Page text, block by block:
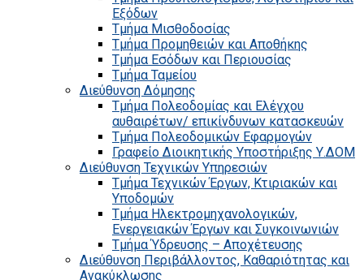
Εξόδων
Τμήμα Μισθοδοσίας
Τμήμα Προμηθειών και Αποθήκης
Τμήμα Εσόδων και Περιουσίας
Τμήμα Ταμείου
Διεύθυνση Δόμησης
Τμήμα Πολεοδομίας και Ελέγχου
αυθαιρέτων/ επικίνδυνων κατασκευών
Τμήμα Πολεοδομικών Εφαρμογών
Γραφείο Διοικητικής Υποστήριξης Υ.ΔΟΜ
Διεύθυνση Τεχνικών Υπηρεσιών
Τμήμα Τεχνικών Έργων, Κτιριακών και
Υποδομών
Τμήμα Ηλεκτρομηχανολογικών,
Ενεργειακών Έργων και Συγκοινωνιών
Τμήμα Ύδρευσης – Αποχέτευσης
Διεύθυνση Περιβάλλοντος, Καθαριότητας και
Ανακύκλωσης